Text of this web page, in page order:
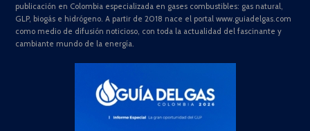
publicación en Colombia especializada en gases combustibles: gas natural,
GLP, biogás e hidrógeno. A partir de 2018 nace el portal www.guiadelgas.com
como medio de difusión noticioso, con toda la actualidad del fascinante y
cambiante mundo de la energía.